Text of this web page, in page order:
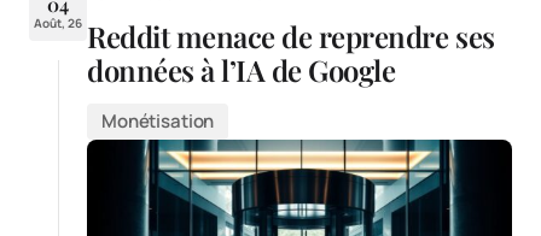
Août, 26 Reddit menace de reprendre ses
données à l’IA de Google
Monétisation